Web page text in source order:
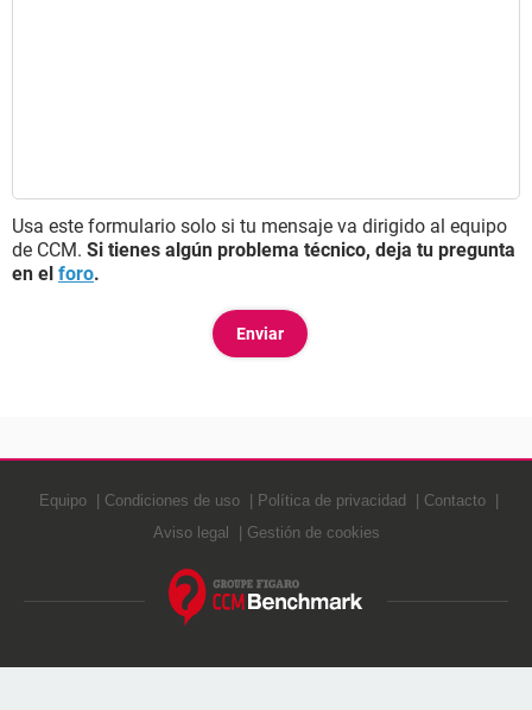
Usa este formulario solo si tu mensaje va dirigido al equipo
de CCM. Si tienes algún problema técnico, deja tu pregunta
en el foro.
Equipo Condiciones de uso Política de privacidad
Contacto
Aviso legal
Gestión de cookies